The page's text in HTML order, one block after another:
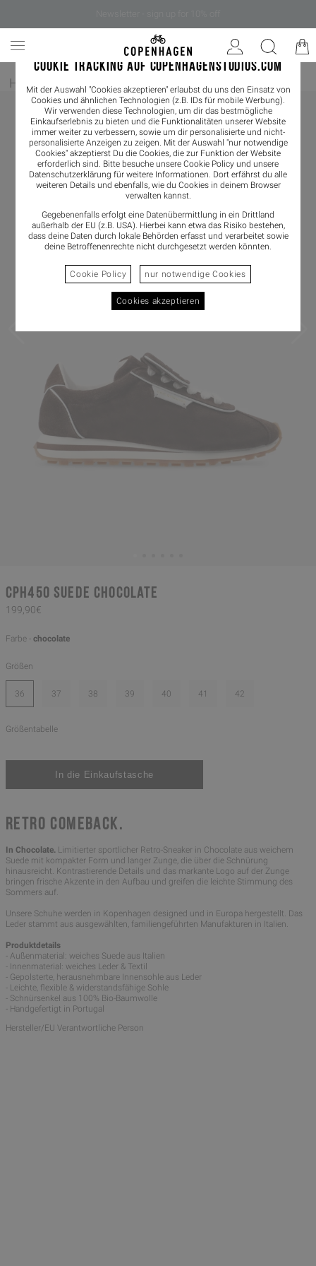
COOKIE TRACKING AUF COPENHAGENSTUDIOS.COM
Mit der Auswahl "Cookies akzeptieren" erlaubst du uns den Einsatz von
Cookies und ähnlichen Technologien (z.B. IDs für mobile Werbung).
Wir verwenden diese Technologien, um dir das bestmögliche
Einkaufserlebnis zu bieten und die Funktionalitäten unserer Website
immer weiter zu verbessern, sowie um dir personalisierte und nicht-
personalisierte Anzeigen zu zeigen. Mit der Auswahl "nur notwendige
Cookies" akzeptierst Du die Cookies, die zur Funktion der Website
erforderlich sind. Bitte besuche unsere Cookie Policy und unsere
Datenschutzerklärung für weitere Informationen. Dort erfährst du alle
weiteren Details und ebenfalls, wie du Cookies in deinem Browser
verwalten kannst.
Gegebenenfalls erfolgt eine Datenübermittlung in ein Drittland
außerhalb der EU (z.B. USA). Hierbei kann etwa das Risiko bestehen,
dass deine Daten durch lokale Behörden erfasst und verarbeitet sowie
deine Betroffenenrechte nicht durchgesetzt werden könnten.
Cookie Policy nur notwendige Cookies
Cookies akzeptieren
Home / Damen/ Sneaker Sneaker Low
CPH450 suede chocolate
199,90€
Farbe - chocolate
Größen
36 37 38 39 40 41 42
Größentabelle
RETRO COMEBACK.
In Chocolate. Limitierter sportlicher Retro-Sneaker in Chocolate aus weichem
Suede mit kompakter Form und langer Zunge, die über die Schnürung
hinausreicht. Kontrastierende Details und das markante Logo auf der Zunge
bringen frische Akzente in den Aufbau und greifen die leichte Stimmung des
Sommers auf.
Unsere Schuhe werden in Kopenhagen designed und in Europa hergestellt. Das
Leder stammt aus ausgewählten, familiengeführten Manufakturen in Italien.
Produktdetails
- Außenmaterial: weiches Suede aus Italien
- Innenmaterial: weiches Leder & Textil
- Gepolsterte, herausnehmbare Innensohle aus Leder
- Leichte, flexible & widerstandsfähige Sohle
- Schnürsenkel aus 100% Bio-Baumwolle
- Handgefertigt in Portugal
Hersteller/EU Verantwortliche Person